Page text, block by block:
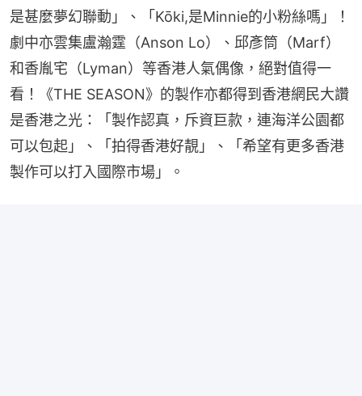
是甚麼夢幻聯動」、「Kōki,是Minnie的小粉絲嗎」！
劇中亦雲集盧瀚霆（Anson Lo）、邱彥筒（Marf）
和香胤宅（Lyman）等香港人氣偶像，絕對值得一
看！《THE SEASON》的製作亦都得到香港網民大讚
是香港之光：「製作認真，斥資巨款，連海洋公園都
可以包起」、「拍得香港好靚」、「希望有更多香港
製作可以打入國際市場」。